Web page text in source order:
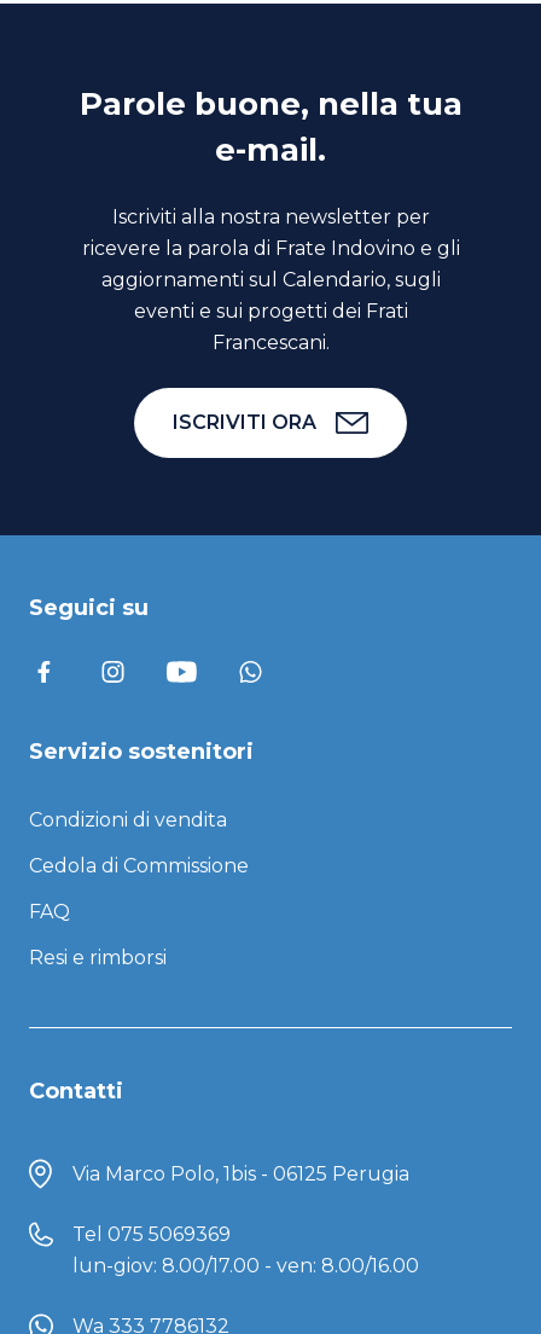
Parole buone, nella tua
e-mail.
Iscriviti alla nostra newsletter per
ricevere la parola di Frate Indovino e gli
aggiornamenti sul Calendario, sugli
eventi e sui progetti dei Frati
Francescani.
ISCRIVITI ORA
Seguici su
Servizio sostenitori
Condizioni di vendita
Cedola di Commissione
FAQ
Resi e rimborsi
Contatti
Via Marco Polo, 1bis - 06125 Perugia
Tel 075 5069369
lun-giov: 8.00/17.00 - ven: 8.00/16.00
Wa 333 7786132